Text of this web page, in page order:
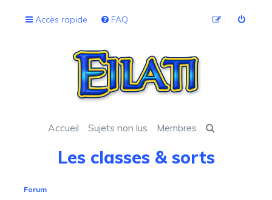
Accès rapide FAQ
Accueil Sujets non lus Membres
Les classes & sorts
Forum